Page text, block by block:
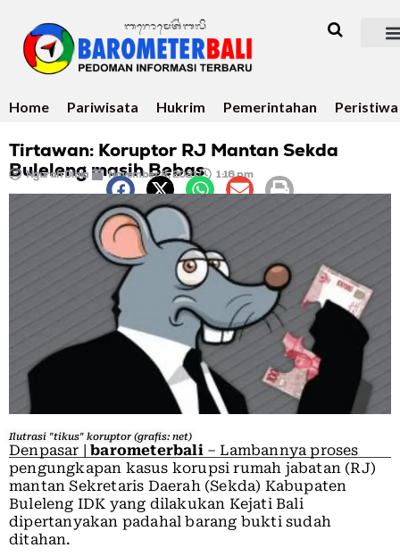
Home Pariwisata Hukrim Pemerintahan Peristiwa
Tirtawan: Koruptor RJ Mantan Sekda
Buleleng masih Bebas
Ngurah Dibia November 8, 2021 1:16 pm
Ilutrasi "tikus" koruptor (grafis: net)
Denpasar |barometerbali– Lambannya proses
pengungkapan kasus korupsi rumah jabatan (RJ)
mantan Sekretaris Daerah (Sekda) Kabupaten
Buleleng IDK yang dilakukan Kejati Bali
dipertanyakan padahal barang bukti sudah
ditahan.